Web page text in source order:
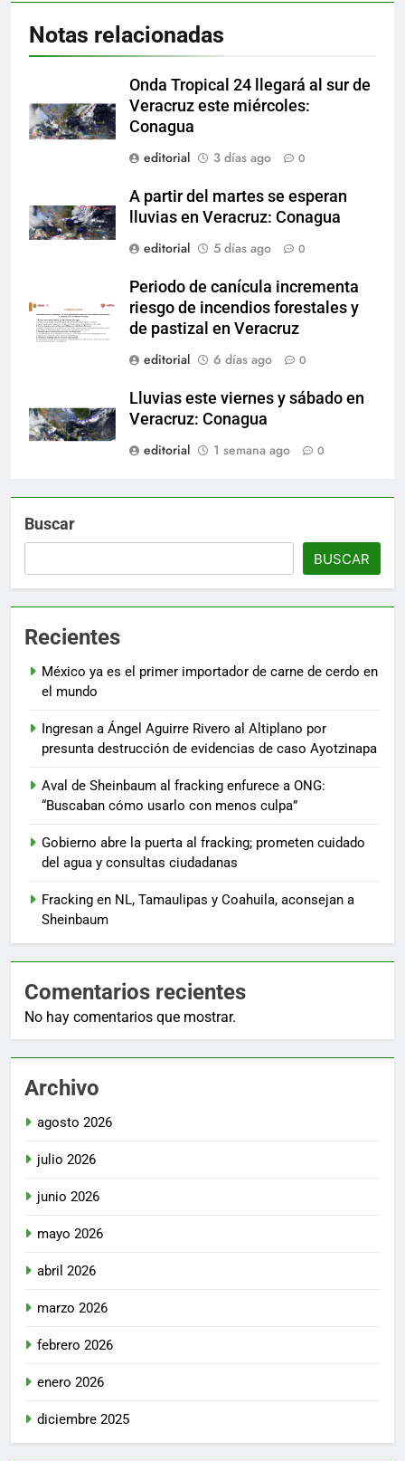
Notas relacionadas
Onda Tropical 24 llegará al sur de
Veracruz este miércoles:
Conagua
editorial
3 días ago 0
A partir del martes se esperan
lluvias en Veracruz: Conagua
editorial
5 días ago 0
Periodo de canícula incrementa
riesgo de incendios forestales y
de pastizal en Veracruz
editorial
6 días ago 0
Lluvias este viernes y sábado en
Veracruz: Conagua
editorial
1 semana ago 0
Buscar
BUSCAR
Recientes
México ya es el primer importador de carne de cerdo en
el mundo
Ingresan a Ángel Aguirre Rivero al Altiplano por
presunta destrucción de evidencias de caso Ayotzinapa
Aval de Sheinbaum al fracking enfurece a ONG:
“Buscaban cómo usarlo con menos culpa”
Gobierno abre la puerta al fracking; prometen cuidado
del agua y consultas ciudadanas
Fracking en NL, Tamaulipas y Coahuila, aconsejan a
Sheinbaum
Comentarios recientes
No hay comentarios que mostrar.
Archivo
agosto 2026
julio 2026
junio 2026
mayo 2026
abril 2026
marzo 2026
febrero 2026
enero 2026
diciembre 2025